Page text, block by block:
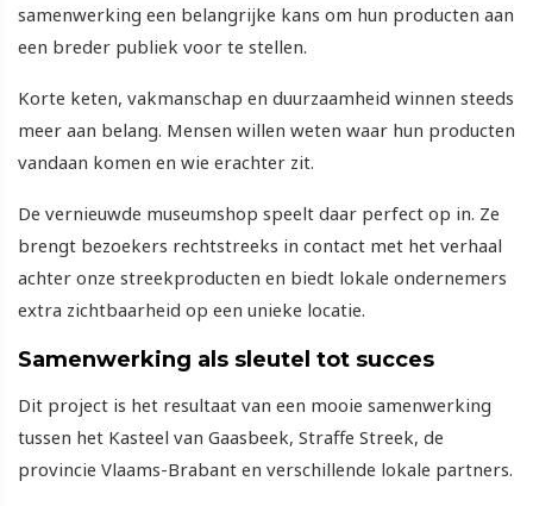
samenwerking een belangrijke kans om hun producten aan
een breder publiek voor te stellen.
Korte keten, vakmanschap en duurzaamheid winnen steeds
meer aan belang. Mensen willen weten waar hun producten
vandaan komen en wie erachter zit.
De vernieuwde museumshop speelt daar perfect op in. Ze
brengt bezoekers rechtstreeks in contact met het verhaal
achter onze streekproducten en biedt lokale ondernemers
extra zichtbaarheid op een unieke locatie.
Samenwerking als sleutel tot succes
Dit project is het resultaat van een mooie samenwerking
tussen het Kasteel van Gaasbeek, Straffe Streek, de
provincie Vlaams-Brabant en verschillende lokale partners.